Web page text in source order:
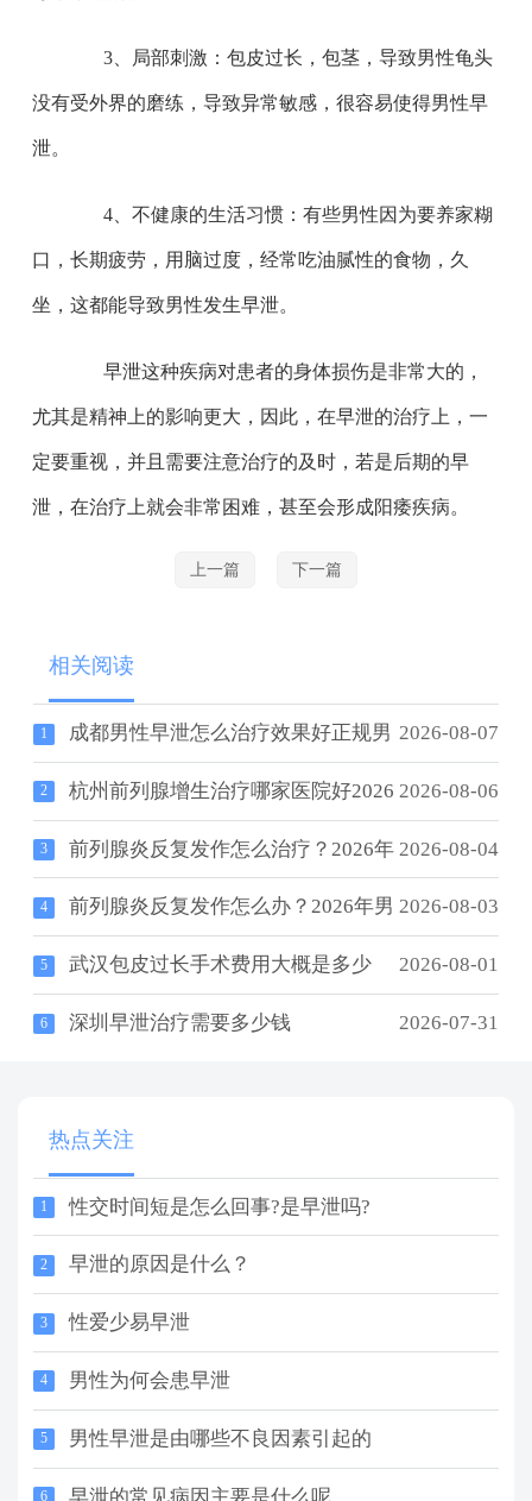
3、局部刺激：包皮过长，包茎，导致男性龟头
没有受外界的磨练，导致异常敏感，很容易使得男性早
泄。
4、不健康的生活习惯：有些男性因为要养家糊
口，长期疲劳，用脑过度，经常吃油腻性的食物，久
坐，这都能导致男性发生早泄。
早泄这种疾病对患者的身体损伤是非常大的，
尤其是精神上的影响更大，因此，在早泄的治疗上，一
定要重视，并且需要注意治疗的及时，若是后期的早
泄，在治疗上就会非常困难，甚至会形成阳痿疾病。
上一篇 下一篇
相关阅读
1 成都男性早泄怎么治疗效果好正规男 2026-08-07
2 杭州前列腺增生治疗哪家医院好2026 2026-08-06
3 前列腺炎反复发作怎么治疗？2026年 2026-08-04
4 前列腺炎反复发作怎么办？2026年男 2026-08-03
5 武汉包皮过长手术费用大概是多少 2026-08-01
6 深圳早泄治疗需要多少钱 2026-07-31
热点关注
1 性交时间短是怎么回事?是早泄吗?
2 早泄的原因是什么？
3 性爱少易早泄
4 男性为何会患早泄
5 男性早泄是由哪些不良因素引起的
6 早泄的常见病因主要是什么呢